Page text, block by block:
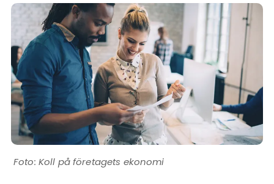
Koll på företagets ekonomi